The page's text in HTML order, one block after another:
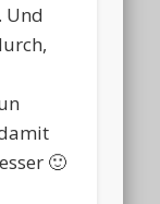
Und
🙂